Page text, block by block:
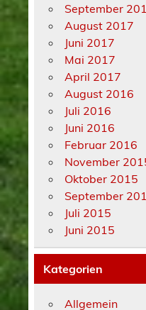
September
August 2017
Juni 2017
Mai 2017
April 2017
August 2016
Juli 2016
Juni 2016
Februar 2016
November
Oktober 2015
September
Juli 2015
Juni 2015
Kategorien
Allgemein